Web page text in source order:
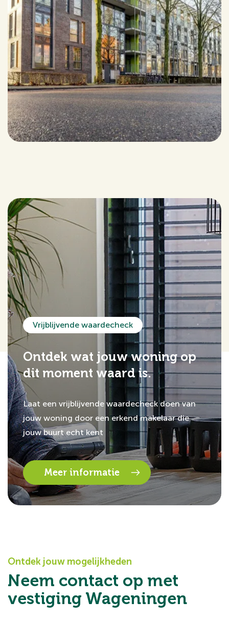
Vrijblijvende waardecheck
Ontdek wat jouw woning op
dit moment waard is.
Laat een vrijblijvende waardecheck doen van
jouw woning door een erkend makelaar die
jouw buurt echt kent
Meer informatie
Ontdek jouw mogelijkheden
Neem contact op met
vestiging Wageningen